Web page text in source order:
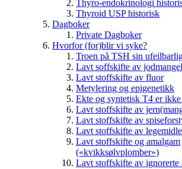
Thyro-endokrinologi
Thyroid USP historisk
Dagboker
Private Dagboker
Hvorfor (for)blir vi syke?
Troen på TSH sin
Lavt soffskifte av jodmangel
Lavt stoffskifte av fluor
Metylering og epigenetikk
Ekte og syntetisk T4 er
Lavt stoffskifte av
Lavt stoffskifte av
Lavt stoffskifte av
Lavt stoffskifte og amalgam
(«kvikksølvplomber»)
Lavt stoffskifte av ignorerte